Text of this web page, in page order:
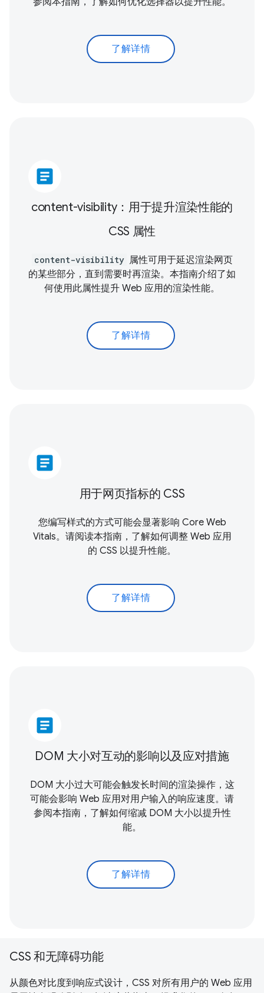
了解详情
article
content-visibility：用于提升渲染性能的
CSS 属性
content-visibility 属性可用于延迟渲染网页
的某些部分，直到需要时再渲染。本指南介绍了如
何使用此属性提升 Web 应用的渲染性能。
了解详情
article
用于网页指标的 CSS
您编写样式的方式可能会显著影响 Core Web
Vitals。请阅读本指南，了解如何调整 Web 应用
的 CSS 以提升性能。
了解详情
article
DOM 大小对互动的影响以及应对措施
DOM 大小过大可能会触发长时间的渲染操作，这
可能会影响 Web 应用对用户输入的响应速度。请
参阅本指南，了解如何缩减 DOM 大小以提升性
能。
了解详情
CSS 和无障碍功能
从颜色对比度到响应式设计，CSS 对所有用户的 Web 应用